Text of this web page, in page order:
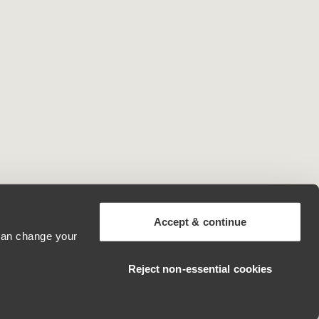
change your
Accept & continue
Reject non‑essential cookies